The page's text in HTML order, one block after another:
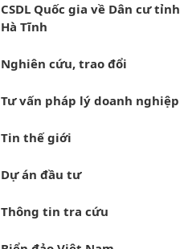
CSDL Quốc gia về Dân cư tỉnh
Hà Tĩnh
Nghiên cứu, trao đổi
Tư vấn pháp lý doanh nghiệp
Tin thế giới
Dự án đầu tư
Thông tin tra cứu